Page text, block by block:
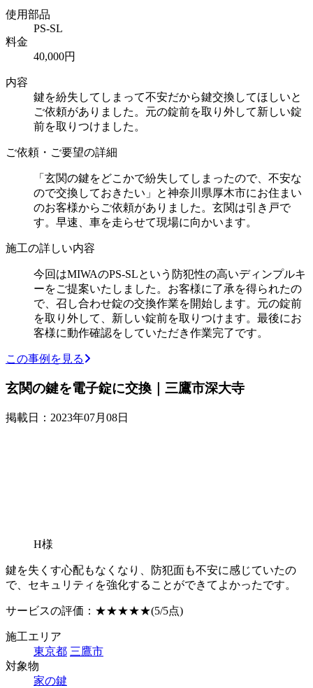
使用部品
PS-SL
料金
40,000円
内容
鍵を紛失してしまって不安だから鍵交換してほしいと
ご依頼がありました。元の錠前を取り外して新しい錠
前を取りつけました。
ご依頼・ご要望の詳細
「玄関の鍵をどこかで紛失してしまったので、不安な
ので交換しておきたい」と神奈川県厚木市にお住まい
のお客様からご依頼がありました。玄関は引き戸で
す。早速、車を走らせて現場に向かいます。
施工の詳しい内容
今回はMIWAのPS-SLという防犯性の高いディンプルキ
ーをご提案いたしました。お客様に了承を得られたの
で、召し合わせ錠の交換作業を開始します。元の錠前
を取り外して、新しい錠前を取りつけます。最後にお
客様に動作確認をしていただき作業完了です。
この事例を見る
玄関の鍵を電子錠に交換｜三鷹市深大寺
掲載日：2023年07月08日
H様
鍵を失くす心配もなくなり、防犯面も不安に感じていたの
で、セキュリティを強化することができてよかったです。
サービスの評価： ★★★★★(5/5点)
施工エリア
東京都 三鷹市
対象物
家の鍵